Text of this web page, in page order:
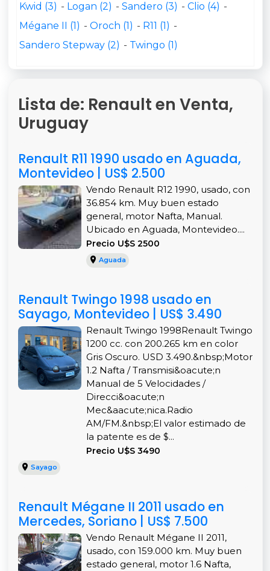
Kwid (3) Logan (2) Sandero (3)
Clio (4)
Mégane II (1)
Oroch (1)
R11 (1)
Sandero Stepway (2)
Twingo (1)
Lista de: Renault en Venta,
Uruguay
Renault R11 1990 usado en Aguada,
Montevideo | US$ 2.500
Vendo Renault R12 1990, usado, con
36.854 km. Muy buen estado
general, motor Nafta, Manual.
Ubicado en Aguada, Montevideo....
Precio U$S 2500
Aguada
Renault Twingo 1998 usado en
Sayago, Montevideo | US$ 3.490
Renault Twingo 1998Renault Twingo
1200 cc. con 200.265 km en color
Gris Oscuro. USD 3.490.&nbsp;Motor
1.2 Nafta / Transmisi&oacute;n
Manual de 5 Velocidades /
Direcci&oacute;n
Mec&aacute;nica.Radio
AM/FM.&nbsp;El valor estimado de
la patente es de $...
Precio U$S 3490
Sayago
Renault Mégane II 2011 usado en
Mercedes, Soriano | US$ 7.500
Vendo Renault Mégane II 2011,
usado, con 159.000 km. Muy buen
estado general, motor 1.6 Nafta,